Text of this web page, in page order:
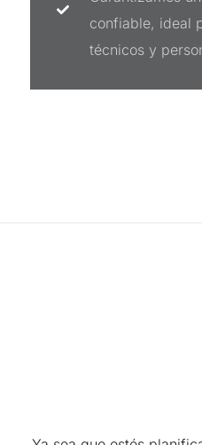
confiable, ideal
técnicos y